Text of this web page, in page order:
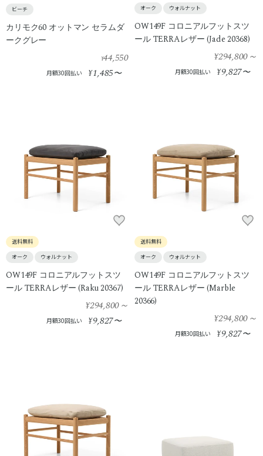
ビーチ
カリモク60 オットマン セラムダ
ークグレー
¥44,550
月額30回払い ¥1,485〜
オーク
ウォルナット
OW149F コロニアルフットスツ
ール TERRAレザー (Jade 20368)
¥294,800～
月額30回払い ¥9,827〜
送料無料
オーク
ウォルナット
OW149F コロニアルフットスツ
ール TERRAレザー (Raku 20367)
¥294,800～
月額30回払い ¥9,827〜
送料無料
オーク
ウォルナット
OW149F コロニアルフットスツ
ール TERRAレザー (Marble
20366)
¥294,800～
月額30回払い ¥9,827〜